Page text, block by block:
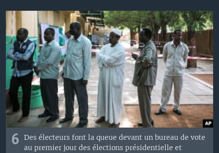
6
Des électeurs font la queue devant un bureau de vote
au premier jour des élections présidentielle et